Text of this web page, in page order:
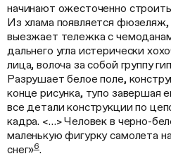
начинают ожесточенно
Из хлама появляется фюзеляж,
выезжает тележка с
дальнего угла истерически
лица, волоча за собой группу
Разрушает белое поле,
конце рисунка, тупо завершая
все детали конструкции по
кадра. <…> Человек в черно-
маленькую фигурку самолета
снег»6.